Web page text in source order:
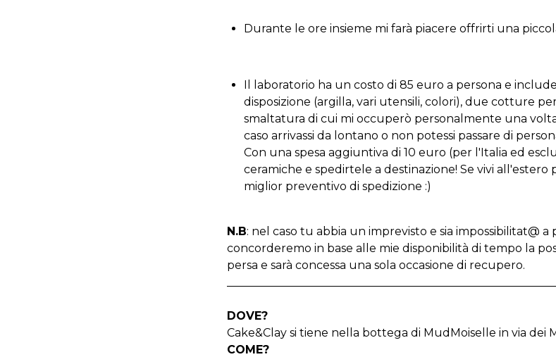
Durante le ore insieme mi farà piacere offrirti una
Il laboratorio ha un costo di 85 euro a persona e
disposizione (argilla, vari utensili, colori), due cotture
smaltatura di cui mi occuperò personalmente una
caso arrivassi da lontano o non potessi passare di
Con una spesa aggiuntiva di 10 euro (per l'Italia ed
ceramiche e spedirtele a destinazione! Se vivi all'estero
miglior preventivo di spedizione :)
N.B: nel caso tu abbia un imprevisto e sia impossibilitat@
concorderemo in base alle mie disponibilità di tempo la
persa e sarà concessa una sola occasione di recupero.
DOVE?
Cake&Clay si tiene nella bottega di MudMoiselle in via dei
COME?